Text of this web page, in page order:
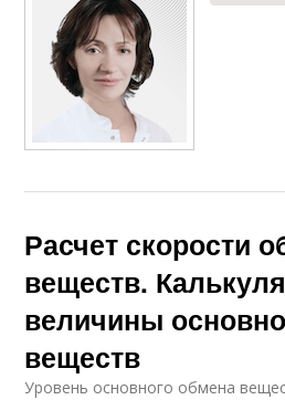
Расчет скорости
веществ.
величины
веществ
Уровень основного обмена